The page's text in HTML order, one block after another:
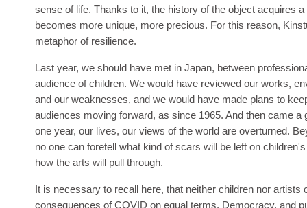
sense of life. Thanks to it, the history of the object acquires
becomes more unique, more precious. For this reason,
metaphor of resilience.
Last year, we should have met in Japan, between
audience of children. We would have reviewed our works,
and our weaknesses, and we would have made plans to
audiences moving forward, as since 1965. And then came a
one year, our lives, our views of the world are overturned.
no one can foretell what kind of scars will be left on
how the arts will pull through.
It is necessary to recall here, that neither children nor artists
consequences of COVID on equal terms. Democracy, and